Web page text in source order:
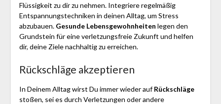
Flüssigkeit zu dir zu nehmen. Integriere regelmäßig
Entspannungstechniken in deinen Alltag, um Stress
abzubauen. Gesunde Lebensgewohnheiten legen den
Grundstein für eine verletzungsfreie Zukunft und helfen
dir, deine Ziele nachhaltig zu erreichen.
Rückschläge akzeptieren
In Deinem Alltag wirst Du immer wieder aufRückschläge
stoßen, sei es durch Verletzungen oder andere